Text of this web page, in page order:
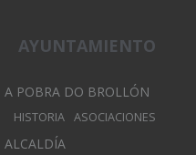
AYUNTAMIENTO
A POBRA DO BROLLÓN
HISTORIA ASOCIACIONES
ALCALDÍA